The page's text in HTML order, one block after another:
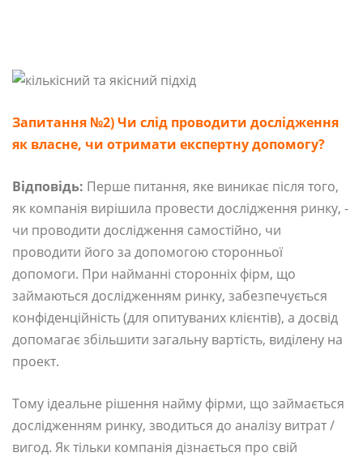
Запитання №2) Чи слід проводити дослідження
як власне, чи отримати експертну допомогу?
Відповідь: Перше питання, яке виникає після того,
як компанія вирішила провести дослідження ринку, -
чи проводити дослідження самостійно, чи
проводити його за допомогою сторонньої
допомоги. При найманні сторонніх фірм, що
займаються дослідженням ринку, забезпечується
конфіденційність (для опитуваних клієнтів), а досвід
допомагає збільшити загальну вартість, виділену на
проект.
Тому ідеальне рішення найму фірми, що займається
дослідженням ринку, зводиться до аналізу витрат /
вигод. Як тільки компанія дізнається про свій